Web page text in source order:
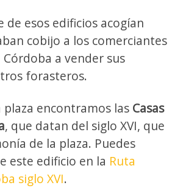
de esos edificios acogían
cobijo a los comerciantes
a vender sus
forasteros.
plaza encontramos las Casas
, que datan del siglo XVI, que
de la plaza. Puedes
este edificio en la Ruta
siglo XVI.